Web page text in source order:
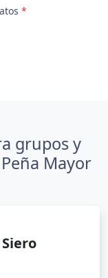
*
grupos y
Mayor